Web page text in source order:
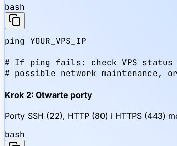
bash
ping YOUR_VPS_IP
# If ping fails: check VPS
# possible network
Krok 2: Otwarte porty
Porty SSH (22), HTTP (80) i HTTPS (443)
bash